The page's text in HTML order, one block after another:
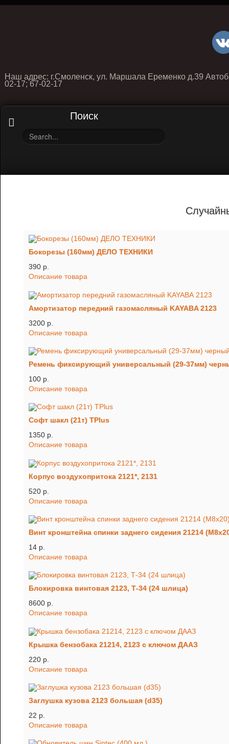
Наш адрес: г.Смоленск, ул. Маршала Еременко д.39
02-17; 67-02-17
Поиск
Бокорезы (160мм) ДЕЛО ТЕХНИКИ
390 p.
Описание товара
Амортизатор передний газомасляный KAYABA 2123
3200 p.
Описание товара
Ремень фиксирующий универсальный (29-37мм)
100 p.
Описание товара
Софт шакл (21т) TРlus
1350 p.
Описание товара
Корпус воздухопритока 2121*, 2131
520 p.
Описание товара
Винт кронштейна спинки заднего сидения 21214
14 p.
Описание товара
Блокировка винтовая 2123, Т-34 (24 шлица)
8600 p.
Описание товара
Крышка бензобака 21214, 2123 с ключом ДААЗ
220 p.
Описание товара
Заглушка кузова 2123 большая (d35)
22 p.
Описание товара